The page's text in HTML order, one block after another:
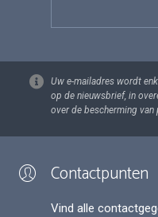
Uw e-mailadres wordt
op de nieuwsbrief, in
over de bescherming van
Contactpunten
Vind alle